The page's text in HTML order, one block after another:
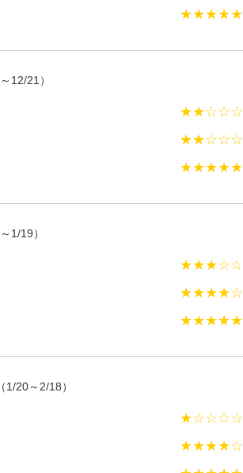
★★★★★
12/21）
★★☆☆☆
★★☆☆☆
★★★★★
1/19）
★★★☆☆
★★★★☆
★★★★★
（1/20～2/18）
★☆☆☆☆
★★★★☆